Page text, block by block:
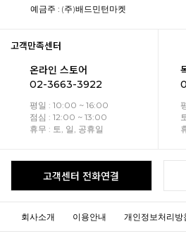
예금주 : (주)배드민턴마켓
고객만족센터
온라인 스토어
02-3663-3922
평일 : 10:00 ~ 16:00
점심 : 12:00 ~ 13:00
휴무 : 토, 일, 공휴일
고객센터 전화연결
회사소개 이용안내 개인정보처리방